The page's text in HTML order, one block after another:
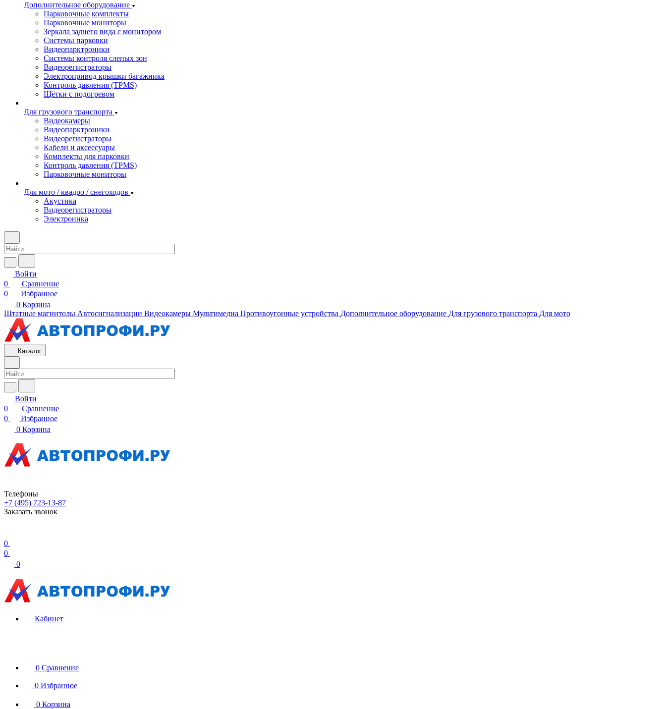
Дополнительное оборудование
Парковочные комплекты
Парковочные мониторы
Зеркала заднего вида с монитором
Системы парковки
Видеопарктроники
Системы контроля слепых зон
Видеорегистраторы
Электропривод крышки багажника
Контроль давления (TPMS)
Щётки с подогревом
Для грузового транспорта
Видеокамеры
Видеопарктроники
Видеорегистраторы
Кабели и аксессуары
Комплекты для парковки
Контроль давления (TPMS)
Парковочные мониторы
Для мото / квадро / снегоходов
Акустика
Видеорегистраторы
Электроника
Войти
0
Сравнение
0
Избранное
0 Корзина
Штатные магнитолы Автосигнализации Видеокамеры Мультимедиа Противоугонные устройства Дополнительное оборудование Для грузового транспорта Для мото
Каталог
Войти
0
Сравнение
0
Избранное
0 Корзина
Телефоны
+7 (495) 723-13-87
Заказать звонок
0
0
0
Кабинет
0 Сравнение
0 Избранное
0 Корзина